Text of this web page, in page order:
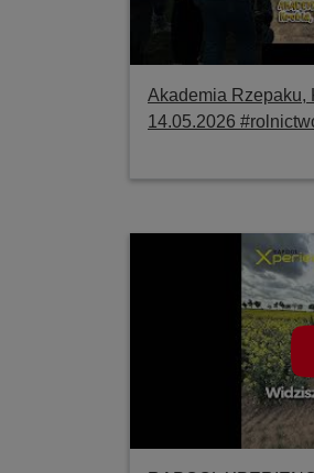
Akademia Rzepaku,
14.05.2026